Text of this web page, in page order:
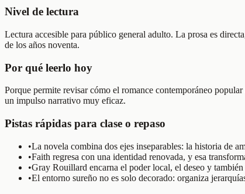
Nivel de lectura
Lectura accesible para público general adulto. La prosa es
de los años noventa.
Por qué leerlo hoy
Porque permite revisar cómo el romance contemporáneo
un impulso narrativo muy eficaz.
Pistas rápidas para clase o repaso
•La novela combina dos ejes inseparables: la historia de
•Faith regresa con una identidad renovada, y esa
•Gray Rouillard encarna el poder local, el deseo y
•El entorno sureño no es solo decorado: organiza